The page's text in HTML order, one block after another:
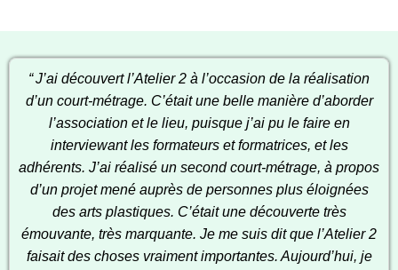
“J’ai découvert l’Atelier 2 à l’occasion de la réalisation
d’un court-métrage. C’était une belle manière d’aborder
l’association et le lieu, puisque j’ai pu le faire en
interviewant les formateurs et formatrices, et les
adhérents. J’ai réalisé un second court-métrage, à propos
d’un projet mené auprès de personnes plus éloignées
des arts plastiques. C’était une découverte très
émouvante, très marquante. Je me suis dit que l’Atelier 2
faisait des choses vraiment importantes. Aujourd’hui, je